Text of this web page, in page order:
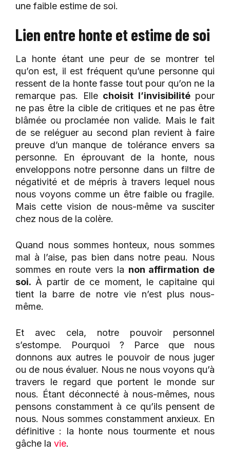
une faible estime de soi.
Lien entre honte et estime de soi
La honte étant une peur de se montrer tel
qu’on est, il est fréquent qu’une personne qui
ressent de la honte fasse tout pour qu’on ne la
remarque pas. Elle choisit l’invisibilitépour
ne pas être la cible de critiques et ne pas être
blâmée ou proclamée non valide. Mais le fait
de se reléguer au second plan revient à faire
preuve d’un manque de tolérance envers sa
personne. En éprouvant de la honte, nous
enveloppons notre personne dans un filtre de
négativité et de mépris à travers lequel nous
nous voyons comme un être faible ou fragile.
Mais cette vision de nous-même va susciter
chez nous de la colère.
Quand nous sommes honteux, nous sommes
mal à l’aise, pas bien dans notre peau. Nous
sommes en route vers la non affirmation de
soi. À partir de ce moment, le capitaine qui
tient la barre de notre vie n’est plus nous-
même.
Et avec cela, notre pouvoir personnel
s’estompe. Pourquoi ? Parce que nous
donnons aux autres le pouvoir de nous juger
ou de nous évaluer. Nous ne nous voyons qu’à
travers le regard que portent le monde sur
nous. Étant déconnecté à nous-mêmes, nous
pensons constamment à ce qu’ils pensent de
nous. Nous sommes constamment anxieux. En
définitive : la honte nous tourmente et nous
gâche la vie.